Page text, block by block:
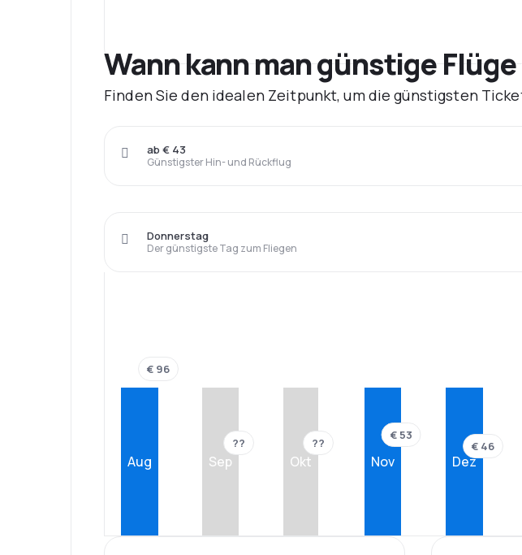
Wann kann man günstige
Finden Sie den idealen Zeitpunkt, um die günstigsten
Günstigster Hin- und Rückflug
ab € 43
Der günstigste Tag zum Fliegen
Donnerstag
Aug
€ 96
Sep
??
Okt
??
Nov
€ 53
Dez
€ 46